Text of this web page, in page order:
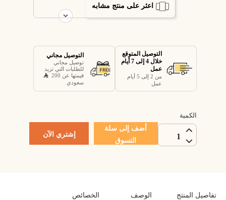
اعثر على منتج مشابه
التوصيل المتوقع
خلال 4 إلى 7 أيام
عمل
من 2 إلى 5 أيام
عمل
التوصيل مجاني
توصيل مجاني
للطلبات التي تزيد
قيمتها عن 200
سعودي
الكمية
1
أضف إلى سلة
التسوق
إشتري الآن
تفاصيل المنتج الوصف الخصائص